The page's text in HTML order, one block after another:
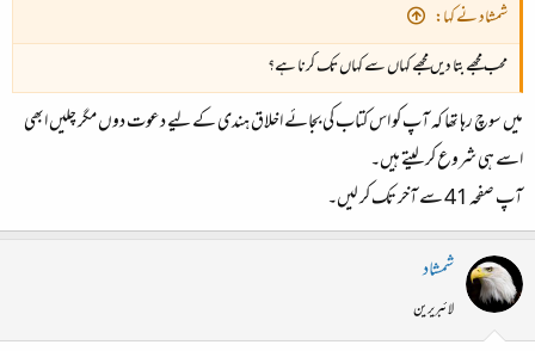
شمشاد نے کہا:
محب مجھے بتا دیں مجھے کہاں سے کہاں تک کرنا ہے؟
میں سوچ رہا تھا کہ آپ کو اس کتاب کی بجائے اخلاق ہندی کے لیے دعوت دوں مگر چلیں ابھی
اسے ہی شروع کر لیتے ہیں۔
آپ صفحہ 41 سے آخر تک کر لیں۔
شمشاد
لائبریرین